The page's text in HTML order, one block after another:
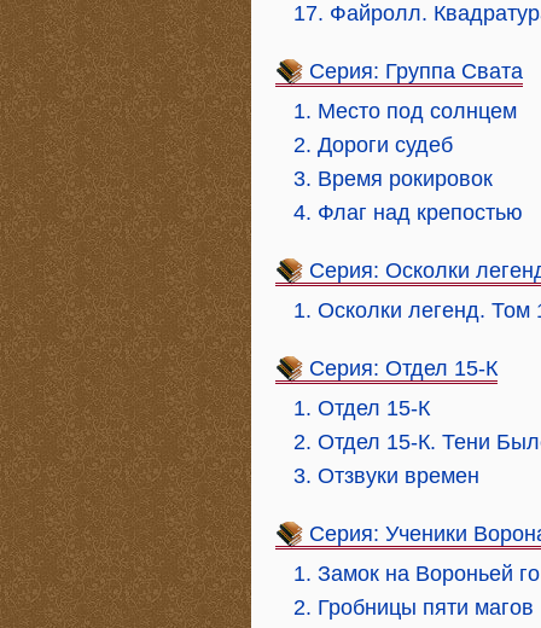
17. Файролл.
Серия: Группа Свата
1. Место под солнцем
2. Дороги судеб
3. Время рокировок
4. Флаг над крепостью
Серия: Осколки
1. Осколки легенд. Том
Серия: Отдел 15-К
1. Отдел 15-К
2. Отдел 15-К. Тени
3. Отзвуки времен
Серия: Ученики
1. Замок на Вороньей
2. Гробницы пяти магов